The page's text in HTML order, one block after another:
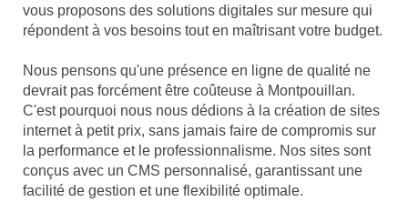
vous proposons des solutions digitales sur mesure qui
répondent à vos besoins tout en maîtrisant votre budget.
Nous pensons qu'une présence en ligne de qualité ne
devrait pas forcément être coûteuse à Montpouillan.
C'est pourquoi nous nous dédions à la création de sites
internet à petit prix, sans jamais faire de compromis sur
la performance et le professionnalisme. Nos sites sont
conçus avec un CMS personnalisé, garantissant une
facilité de gestion et une flexibilité optimale.